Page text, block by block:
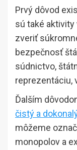
Prvý dôvod
sú také
zveriť
bezpečnosť
súdnictvo,
reprezentáciu,
Ďalším
čistý a
môžeme
monopolov a